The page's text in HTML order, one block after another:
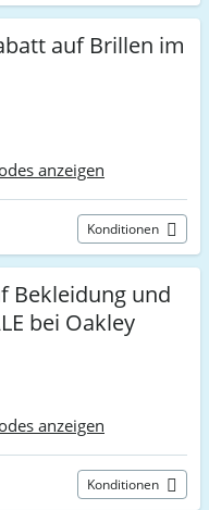
auf Brillen im
anzeigen
Konditionen
Bekleidung und
bei Oakley
anzeigen
Konditionen